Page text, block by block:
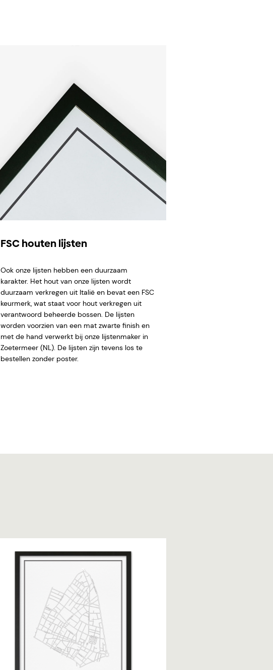
FSC houten lijsten
Ook onze lijsten hebben een duurzaam
karakter. Het hout van onze lijsten wordt
duurzaam verkregen uit Italië en bevat een FSC
keurmerk, wat staat voor hout verkregen uit
verantwoord beheerde bossen. De lijsten
worden voorzien van een mat zwarte finish en
met de hand verwerkt bij onze lijstenmaker in
Zoetermeer (NL). De lijsten zijn tevens los te
bestellen zonder poster.